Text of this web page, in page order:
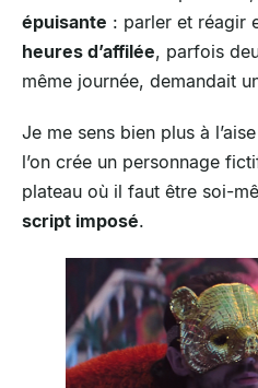
épuisante : parler et réagir
heures d’affilée, parfois
même journée, demandait
Je me sens bien plus à
l’on crée un personnage
plateau où il faut être soi-
script imposé.